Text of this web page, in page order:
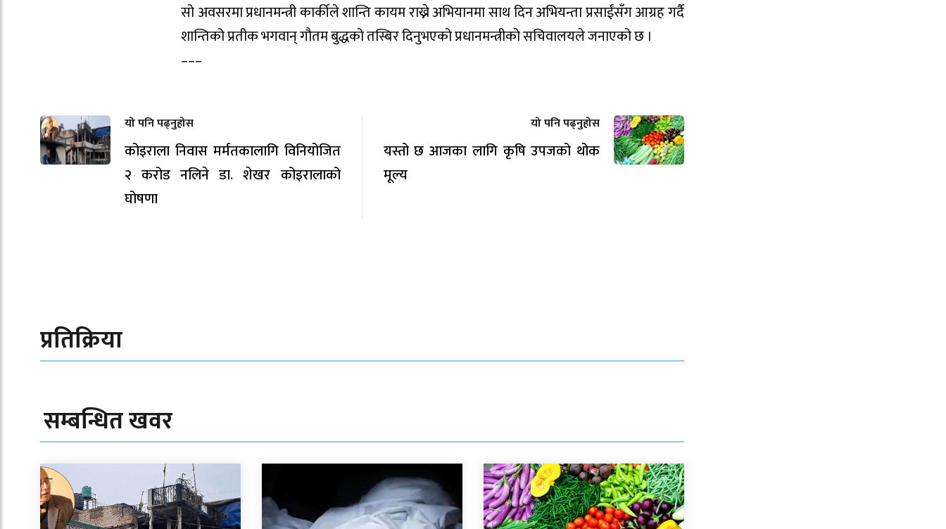
सो अवसरमा प्रधानमन्त्री कार्कीले शान्ति कायम राख्ने अभियानमा साथ दिन अभियन्ता प्रसाईंसँग आग्रह गर्दै
शान्तिको प्रतीक भगवान् गौतम बुद्धको तस्बिर दिनुभएको प्रधानमन्त्रीको सचिवालयले जनाएको छ ।
–––
यो पनि पढ्नुहोस
कोइराला निवास मर्मतकालागि विनियोजित
२ करोड नलिने डा. शेखर कोइरालाको
घोषणा
यो पनि पढ्नुहोस
यस्तो छ आजका लागि कृषि उपजको थोक
मूल्य
प्रतिक्रिया
सम्बन्धित खवर